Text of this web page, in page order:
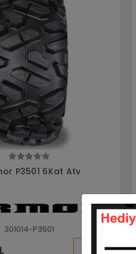
DI-2039 8Kat Atv
301014-DI2039
KARGO